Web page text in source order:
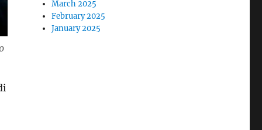
March 2025
February 2025
January 2025